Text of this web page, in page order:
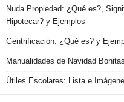
Nuda Propiedad: ¿Qué es?,
Hipotecar? y Ejemplos
Gentrificación: ¿Qué es? y
Manualidades de Navidad
Útiles Escolares: Lista e